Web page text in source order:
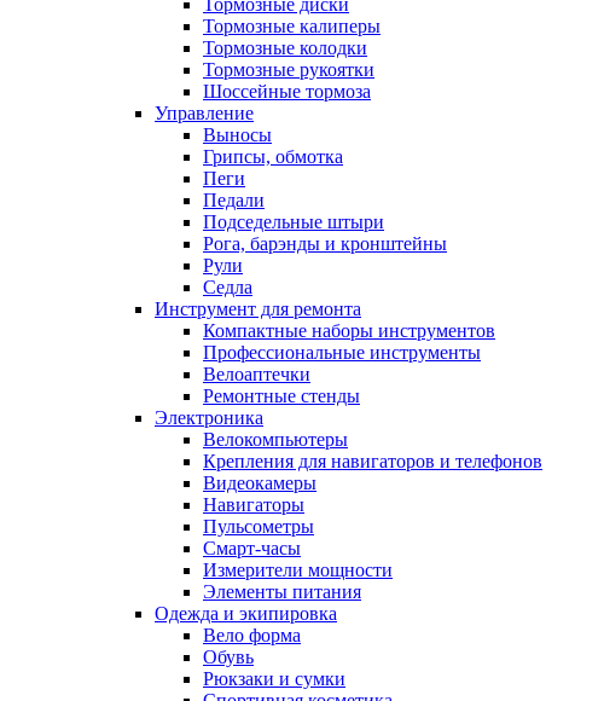
Тормозные калиперы
Тормозные колодки
Тормозные рукоятки
Шоссейные тормоза
Управление
Выносы
Грипсы, обмотка
Пеги
Педали
Подседельные штыри
Рога, барэнды и кронштейны
Рули
Седла
Инструмент для ремонта
Компактные наборы инструментов
Профессиональные инструменты
Велоаптечки
Ремонтные стенды
Электроника
Велокомпьютеры
Крепления для навигаторов и телефонов
Видеокамеры
Навигаторы
Пульсометры
Смарт-часы
Измерители мощности
Элементы питания
Одежда и экипировка
Вело форма
Обувь
Рюкзаки и сумки